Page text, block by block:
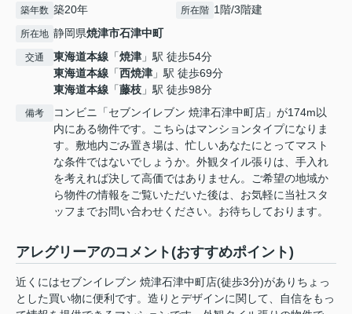
築年数 築20年 所在階 1階/3階建
所在地 静岡県焼津市石津中町
交通 東海道本線 「焼津 」駅 徒歩54分
東海道本線 「西焼津 」駅 徒歩69分
東海道本線 「藤枝 」駅 徒歩98分
備考
コンビニ「セブンイレブン 焼津石津中町店」が174m以
内にある物件です。こちらはマンションタイプになりま
す。敷地内ごみ置き場は、忙しいあなたにとってマスト
な条件ではないでしょうか。外観タイル張りは、手入れ
を考えれば決して高価ではありません。ご希望の地域か
ら物件の情報をご覧いただいた後は、お気軽に当社スタ
ッフまでお問い合わせください。お待ちしております。
アレグリーアのコメント(おすすめポイント)
近くにはセブンイレブン 焼津石津中町店(徒歩3分)がありちょっ
とした買い物に便利です。造りとデザインに関して、自信をもっ